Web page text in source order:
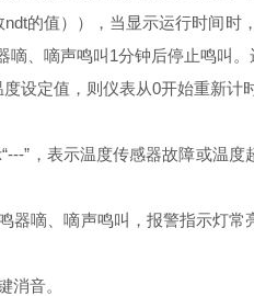
的值）），当显示运行时间时
嘀、嘀声鸣叫1分钟后停止鸣叫
设定值，则仪表从0开始重新
”，表示温度传感器故障或温
器嘀、嘀声鸣叫，报警指示灯
消音。